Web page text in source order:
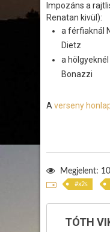
Impozáns a
Renatan kivül):
a férfiaknál
Dietz
a
Bonazzi
Averseny
Megjelent:
x2s
TÓTH